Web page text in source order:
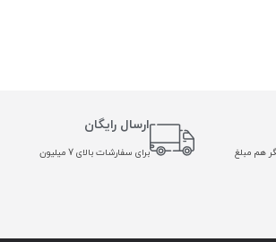
هم مبلغ
ارسال رایگان
برای سفارشات بالای 7 میلیون